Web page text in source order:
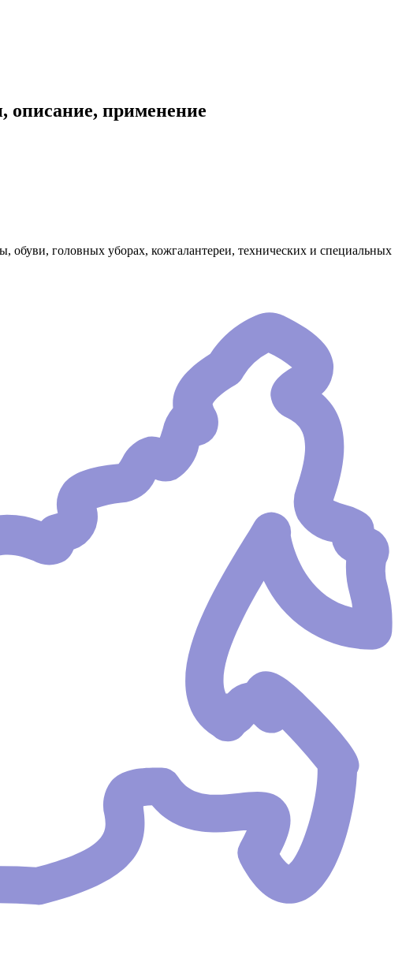
описание, применение
обуви, головных уборах, кожгалантереи, технических и специальных